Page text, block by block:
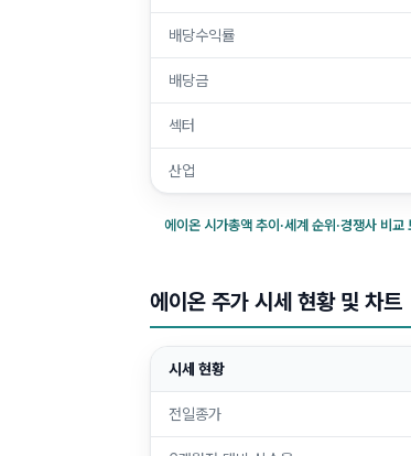
배당수익률
배당금
섹터
산업
에이온 시가총액 추이·세계 순위·경쟁사 비
에이온 주가 시세 현황 및 차트
시세 현황
전일종가